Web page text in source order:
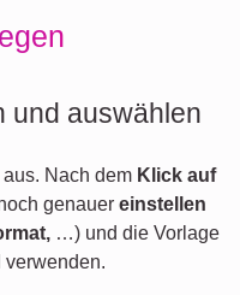
und auswählen
Nach dem Klick auf
genauer einstellen
…) und die Vorlage